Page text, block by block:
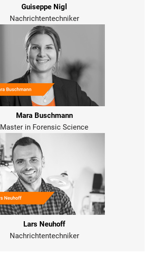
Guiseppe Nigl
Nachrichtentechniker
Mara Buschmann
Master in Forensic Science
Lars Neuhoff
Nachrichtentechniker